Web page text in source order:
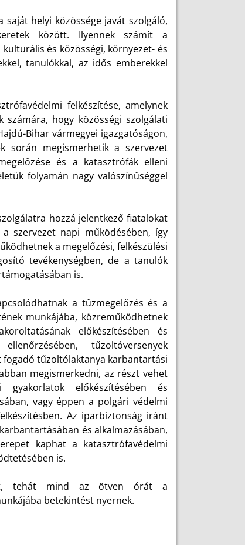
helyi közössége javát szolgáló,
között. Ilyennek számít a
és közösségi, környezet- és
tanulókkal, az idős emberekkel
felkészítése, amelynek
hogy közösségi szolgálati
Bihar vármegyei igazgatóságon,
során megismerhetik a szervezet
és a katasztrófák elleni
folyamán nagy valószínűséggel
hozzá jelentkező fiatalokat
szervezet napi működésében, így
a megelőzési, felkészülési
tevékenységben, de a tanulók
is.
a tűzmegelőzés és a
munkájába, közreműködhetnek
előkészítésében és
tűzoltóversenyek
fogadó tűzoltólaktanya karbantartási
megismerkedni, az részt vehet
gyakorlatok előkészítésében és
vagy éppen a polgári védelmi
Az iparbiztonság iránt
és alkalmazásában,
kaphat a katasztrófavédelmi
is.
tehát mind az ötven órát a
betekintést nyernek.